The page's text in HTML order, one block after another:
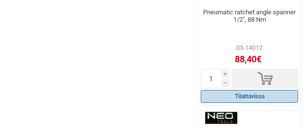
Pneumatic ratchet angle spanner
1/2", 88 Nm
03-14012
88,40€
i
h d
Tilattavissa